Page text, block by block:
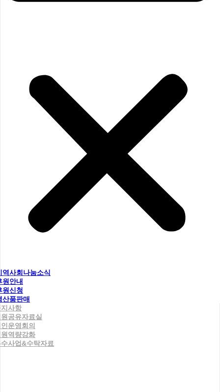
역사회나눔소식
원안내
원신청
산품판매
사항
공유자료실
운영회의
역량강화
사업&수탁자료